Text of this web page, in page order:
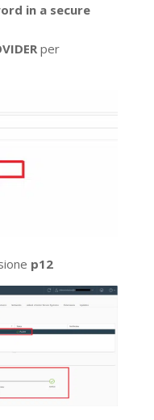
in a secure
per
p12